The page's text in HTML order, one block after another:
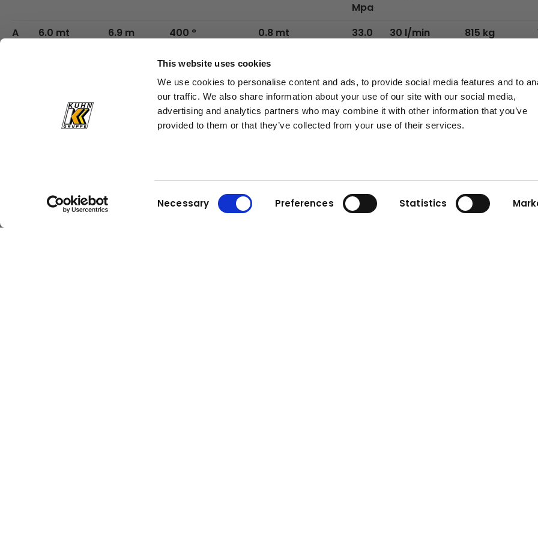
This website uses cookies
We use cookies to personalise content and ads, to provide social media features and to
our traffic. We also share information about your use of our site with our social media,
advertising and analytics partners who may combine it with other information that you’ve
provided to them or that they’ve collected from your use of their services.
Necessary Preferences Statistics
Mpa
A 6.0 mt 6.9 m 400 ° 0.8 mt
33.0
30 l/min 815 kg
Mpa